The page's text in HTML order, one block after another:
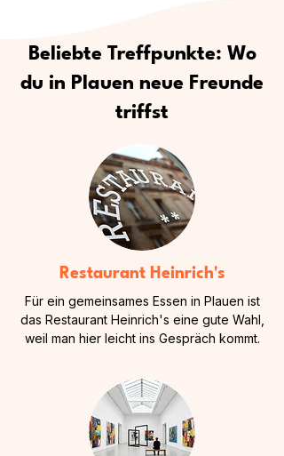
Beliebte Treffpunkte: Wo
du in Plauen neue Freunde
triffst
Restaurant Heinrich's
Für ein gemeinsames Essen in Plauen ist
das Restaurant Heinrich's eine gute Wahl,
weil man hier leicht ins Gespräch kommt.